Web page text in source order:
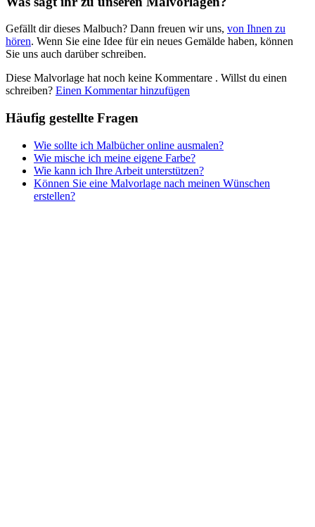
Nezaradené
Unkategorisiert
Gefällt dir dieses Malbuch? Dann freuen wir uns, von Ihnen zu
hören. Wenn Sie eine Idee für ein neues Gemälde haben, können
Sie uns auch darüber schreiben.
Diese Malvorlage hat noch keine Kommentare . Willst du einen
schreiben? Einen Kommentar hinzufügen
Häufig gestellte Fragen
Wie sollte ich Malbücher online ausmalen?
Wie mische ich meine eigene Farbe?
Wie kann ich Ihre Arbeit unterstützen?
Können Sie eine Malvorlage nach meinen Wünschen
erstellen?